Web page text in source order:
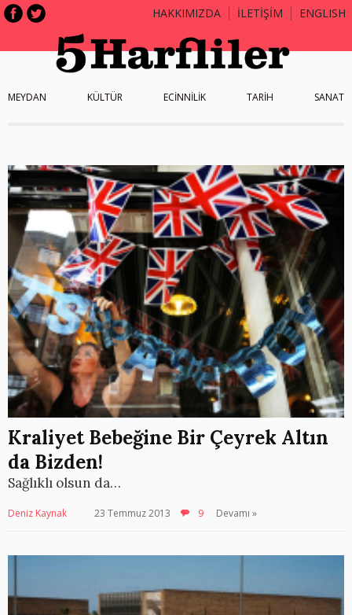
HAKKIMIZDA İLETİŞİM ENGLISH
MEYDAN KÜLTÜR ECİNNİLİK TARİH SANAT
Kraliyet Bebeğine Bir Çeyrek Altın
da Bizden!
Sağlıklı olsun da…
Deniz Kaynak 23 Temmuz 2013 9 Devamı »